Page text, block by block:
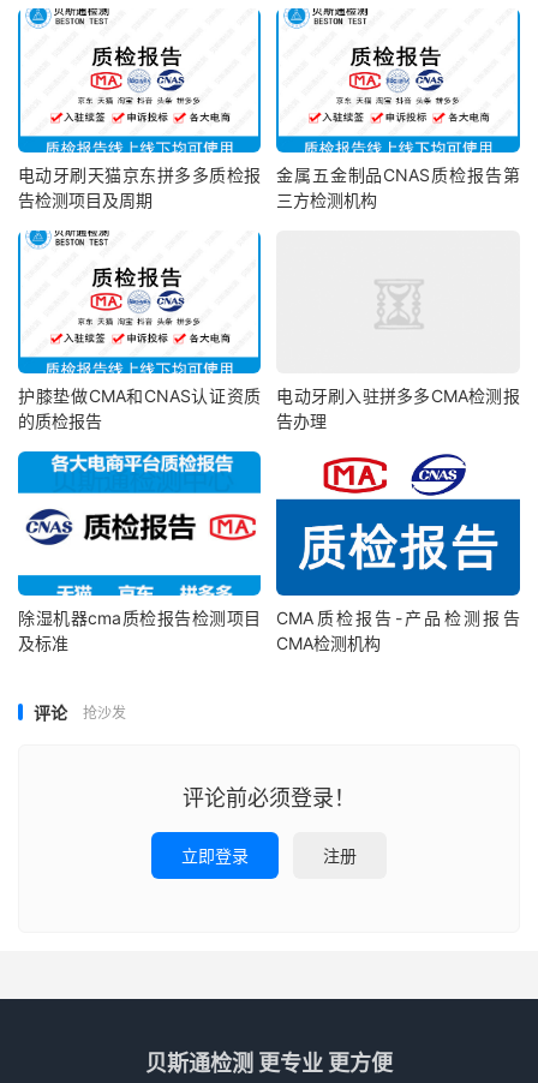
电动牙刷天猫京东拼多多质检报
告检测项目及周期
金属五金制品CNAS质检报告第
三方检测机构
护膝垫做CMA和CNAS认证资质
的质检报告
电动牙刷入驻拼多多CMA检测报
告办理
除湿机器cma质检报告检测项目
及标准
CMA质检报告-产品检测报告
CMA检测机构
评论 抢沙发
评论前必须登录！
立即登录 注册
贝斯通检测 更专业 更方便